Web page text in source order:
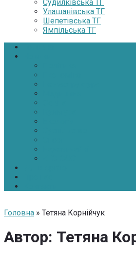
Судилківська ТГ
Улашанівська ТГ
Шепетівська ТГ
Ямпільська ТГ
Головна » Тетяна Корнійчук
Автор: Тетяна